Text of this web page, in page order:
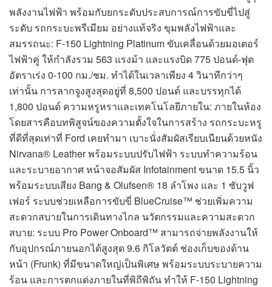
พลังงานไฟฟ้า พร้อมกับยกระดับประสบการณ์การขับขี่ไปสู่
ระดับ รถกระบะพรีเมียม อย่างแท้จริง ขุมพลังไฟฟ้าและ
สมรรถนะ: F-150 Lightning Platinum ขับเคลื่อนด้วยมอเตอร์
ไฟฟ้าคู่ ให้กำลังรวม 563 แรงม้า และแรงบิด 775 ปอนด์-ฟุต
อัตราเร่ง 0-100 กม./ชม. ทำได้ในเวลาเพียง 4 วินาทีกว่าๆ
เท่านั้น การลากจูงสูงสุดอยู่ที่ 8,500 ปอนด์ และบรรทุกได้
1,800 ปอนด์ ความหรูหราและเทคโนโลยีภายใน: ภายในห้อง
โดยสารคือบทพิสูจน์ของความตั้งใจในการสร้าง รถกระบะหรู
ที่ดีที่สุดเท่าที่ Ford เคยทำมา เบาะนั่งสัมผัสเรียบเนียนด้วยหนัง
Nirvana® Leather พร้อมระบบปรับไฟฟ้า ระบบทำความร้อน
และระบายอากาศ หน้าจอสัมผัส Infotainment ขนาด 15.5 นิ้ว
พร้อมระบบเสียง Bang & Olufsen® 18 ลำโพง และ 1 ซับวูฟ
เฟอร์ ระบบช่วยเหลือการขับขี่ BlueCruise™ ช่วยเพิ่มความ
สะดวกสบายในการเดินทางไกล นวัตกรรมและความสะดวก
สบาย: ระบบ Pro Power Onboard™ สามารถจ่ายพลังงานให้
กับอุปกรณ์ภายนอกได้สูงสุด 9.6 กิโลวัตต์ ช่องเก็บของด้าน
หน้า (Frunk) ที่มีขนาดใหญ่เป็นพิเศษ พร้อมระบบระบายความ
ร้อน และการตกแต่งภายในที่พิถีพิถัน ทำให้ F-150 Lightning